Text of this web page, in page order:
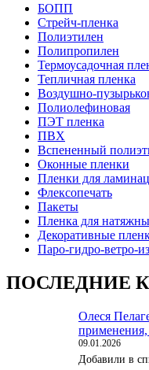
БОПП
Стрейч-пленка
Полиэтилен
Полипропилен
Термоусадочная
Тепличная пленка
Воздушно-
Полиолефиновая
ПЭТ пленка
ПВХ
Вспененный
Оконные пленки
Пленки для
Флексопечать
Пакеты
Пленка для
Декоративные
Паро-гидро-ветро-
ПОСЛЕДНИЕ
Олеся
применения,
09.01.2026
Добавили в